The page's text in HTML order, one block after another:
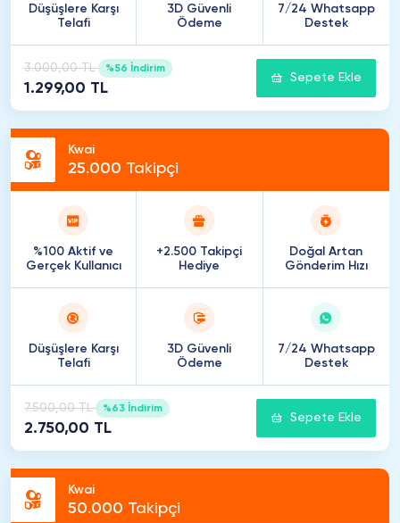
Düşüşlere Karşı
Telafi
3D Güvenli
Ödeme
7/24 Whatsapp
Destek
3.000,00 TL %56 İndirim
1.299,00 TL
Sepete Ekle
Kwai
25.000 Takipçi
%100 Aktif ve
Gerçek Kullanıcı
+2.500 Takipçi
Hediye
Doğal Artan
Gönderim Hızı
Düşüşlere Karşı
Telafi
3D Güvenli
Ödeme
7/24 Whatsapp
Destek
7.500,00 TL %63 İndirim
2.750,00 TL
Sepete Ekle
Kwai
50.000 Takipçi